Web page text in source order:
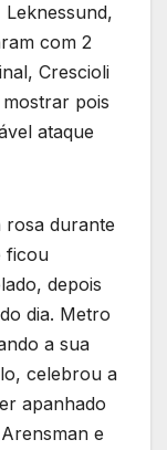
com 2
Crescioli
pois
ataque
rosa durante
ficou
depois
dia. Metro
a sua
celebrou a
apanhado
e